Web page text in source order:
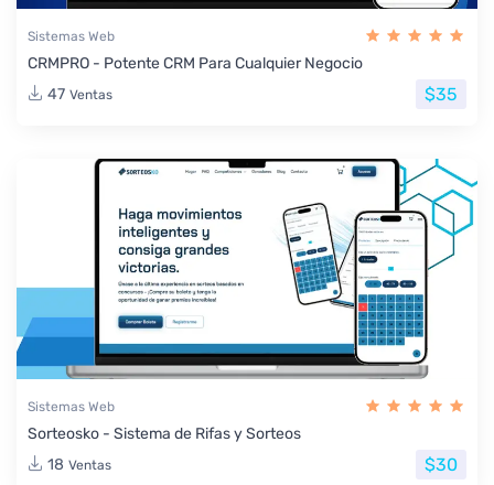
Sistemas Web
CRMPRO - Potente CRM Para Cualquier Negocio
47 Ventas $35
Sistemas Web
Sorteosko - Sistema de Rifas y Sorteos
18 Ventas $30